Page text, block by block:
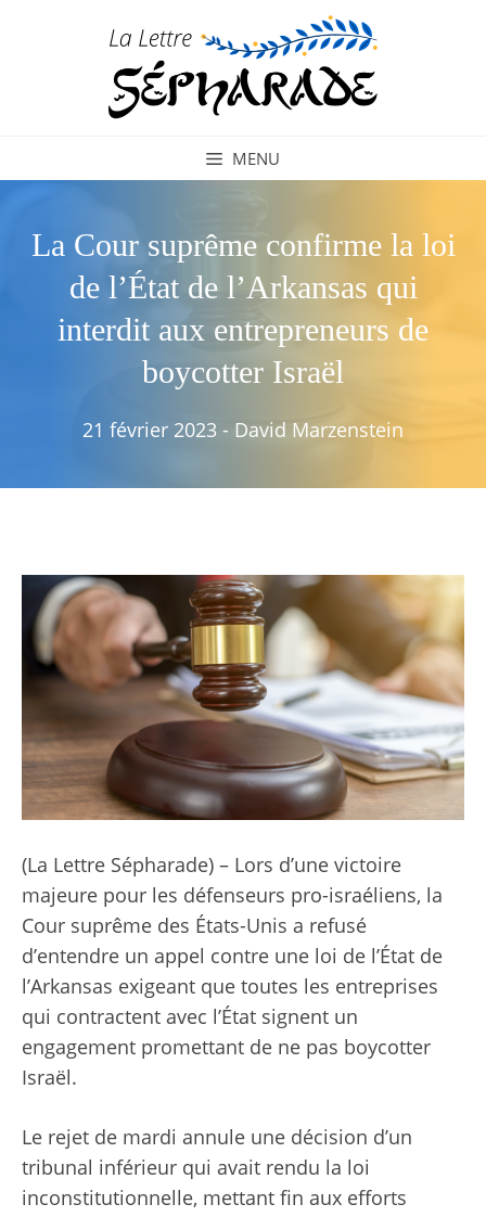
MENU
La Cour suprême confirme la loi
de l’État de l’Arkansas qui
interdit aux entrepreneurs de
boycotter Israël
21 février 2023 - David Marzenstein
(La Lettre Sépharade) – Lors d’une victoire
majeure pour les défenseurs pro-israéliens, la
Cour suprême des États-Unis a refusé
d’entendre un appel contre une loi de l’État de
l’Arkansas exigeant que toutes les entreprises
qui contractent avec l’État signent un
engagement promettant de ne pas boycotter
Israël.
Le rejet de mardi annule une décision d’un
tribunal inférieur qui avait rendu la loi
inconstitutionnelle, mettant fin aux efforts